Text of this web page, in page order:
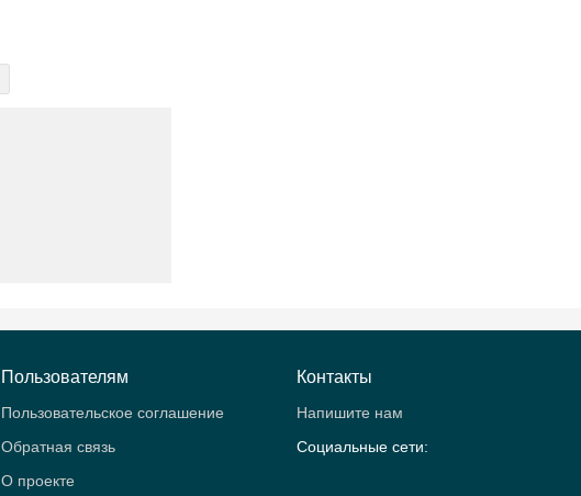
Пользователям
Пользовательское соглашение
Обратная связь
О проекте
Контакты
Напишите нам
Социальные сети: